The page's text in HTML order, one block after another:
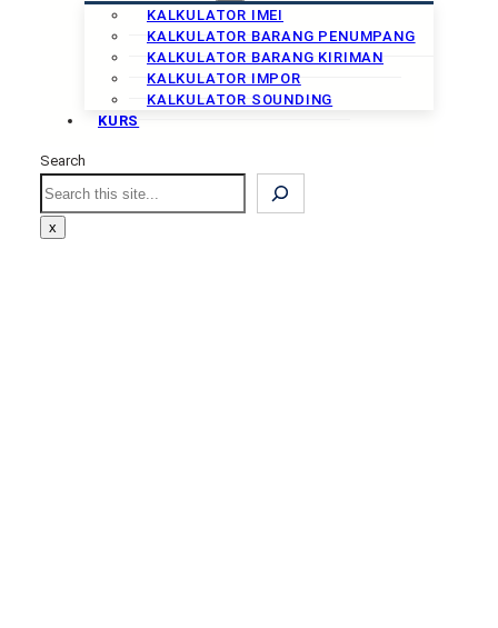
KALKULATOR IMEI
KALKULATOR BARANG PENUMPANG
KALKULATOR BARANG KIRIMAN
KALKULATOR IMPOR
KALKULATOR SOUNDING
KURS
Search
Search
x